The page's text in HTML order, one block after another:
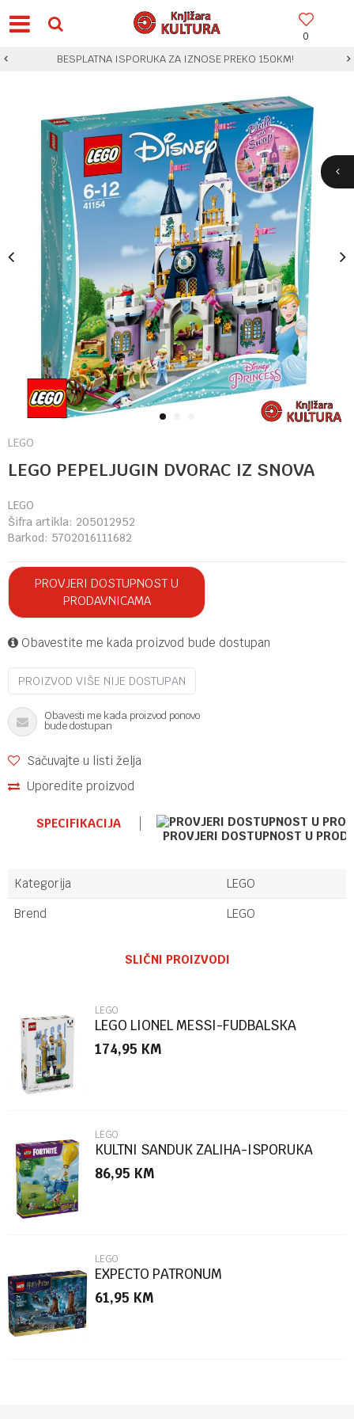
0
BESPLATNA ISPORUKA ZA IZNOSE PREKO 150KM!
1
LEGO
LEGO PEPELJUGIN DVORAC IZ SNOVA
LEGO
Šifra artikla: 205012952
Barkod: 5702016111682
PROVJERI DOSTUPNOST U
PRODAVNICAMA
Obavestite me kada proizvod bude dostupan
PROIZVOD VIŠE NIJE DOSTUPAN
Obavesti me kada proizvod ponovo
bude dostupan
Sačuvajte u listi želja
Uporedite proizvod
SPECIFIKACIJA
PROVJERI DOSTUPNOST U
Kategorija
LEGO
Brend
LEGO
Poruka
POŠALJI
SLIČNI PROIZVODI
LEGO
LEGO LIONEL MESSI-FUDBALSKA
LEGENDA
174,95 KM
LEGO
KULTNI SANDUK ZALIHA-ISPORUKA
86,95 KM
LEGO
EXPECTO PATRONUM
61,95 KM